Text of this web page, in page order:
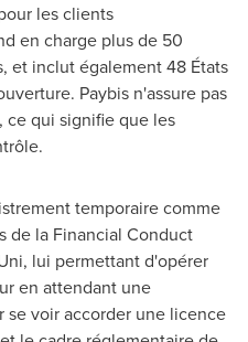
les clients
en charge plus de 50
et inclut également 48 États
Paybis n'assure pas
ce qui signifie que les
temporaire comme
de la Financial Conduct
lui permettant d'opérer
en attendant une
voir accorder une licence